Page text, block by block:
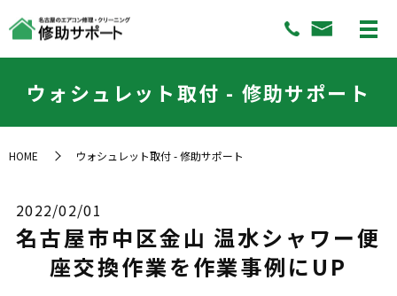
ウォシュレット取付 - 修助サポート
HOME ウォシュレット取付 - 修助サポート
2022/02/01
名古屋市中区金山 温水シャワー便
座交換作業を作業事例にUP